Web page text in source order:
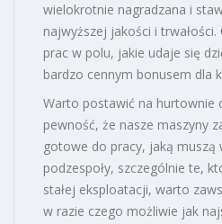
wielokrotnie nagradzana i
najwyższej jakości i trwałości.
prac w polu, jakie udaje się
bardzo cennym bonusem dla
Warto postawić na hurtownie
pewność, że nasze maszyny
gotowe do pracy, jaką muszą
podzespoły, szczególnie te,
stałej eksploatacji, warto
w razie czego możliwie jak